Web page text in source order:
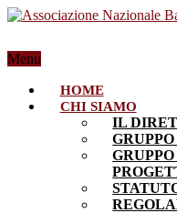
Menu
HOME
CHI SIAMO
IL